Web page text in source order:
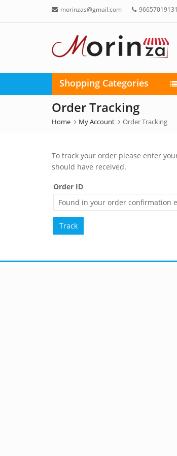
morinzas@gmail.com
Shopping Categories
Order Tracking
Home My Account Order Tracking
To track your order please enter
should have received.
Order ID
Track